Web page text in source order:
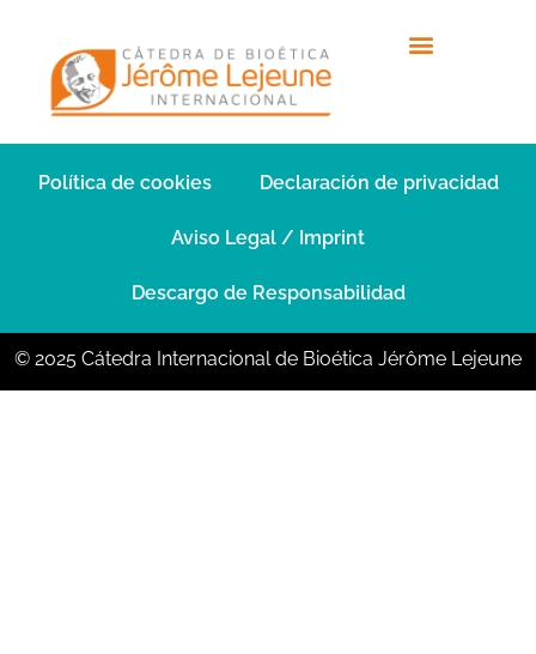
Lorem ipsum dolor
sit amet
Política de cookies Declaración de privacidad
Aviso Legal / Imprint
Descargo de Responsabilidad
© 2025 Cátedra Internacional de Bioética Jérôme Lejeune